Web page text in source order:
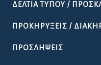
ΔΕΛΤΊΑ ΤΎΠΟΥ /
ΠΡΟΚΗΡΎΞΕΙΣ /
ΠΡΟΣΛΉΨΕΙΣ